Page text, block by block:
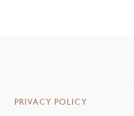
PRIVACY POLICY